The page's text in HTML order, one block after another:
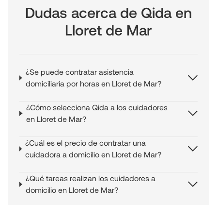
Dudas acerca de Qida en
Lloret de Mar
¿Se puede contratar asistencia
domiciliaria por horas en Lloret de Mar?
¿Cómo selecciona Qida a los cuidadores
en Lloret de Mar?
¿Cuál es el precio de contratar una
cuidadora a domicilio en Lloret de Mar?
¿Qué tareas realizan los cuidadores a
domicilio en Lloret de Mar?